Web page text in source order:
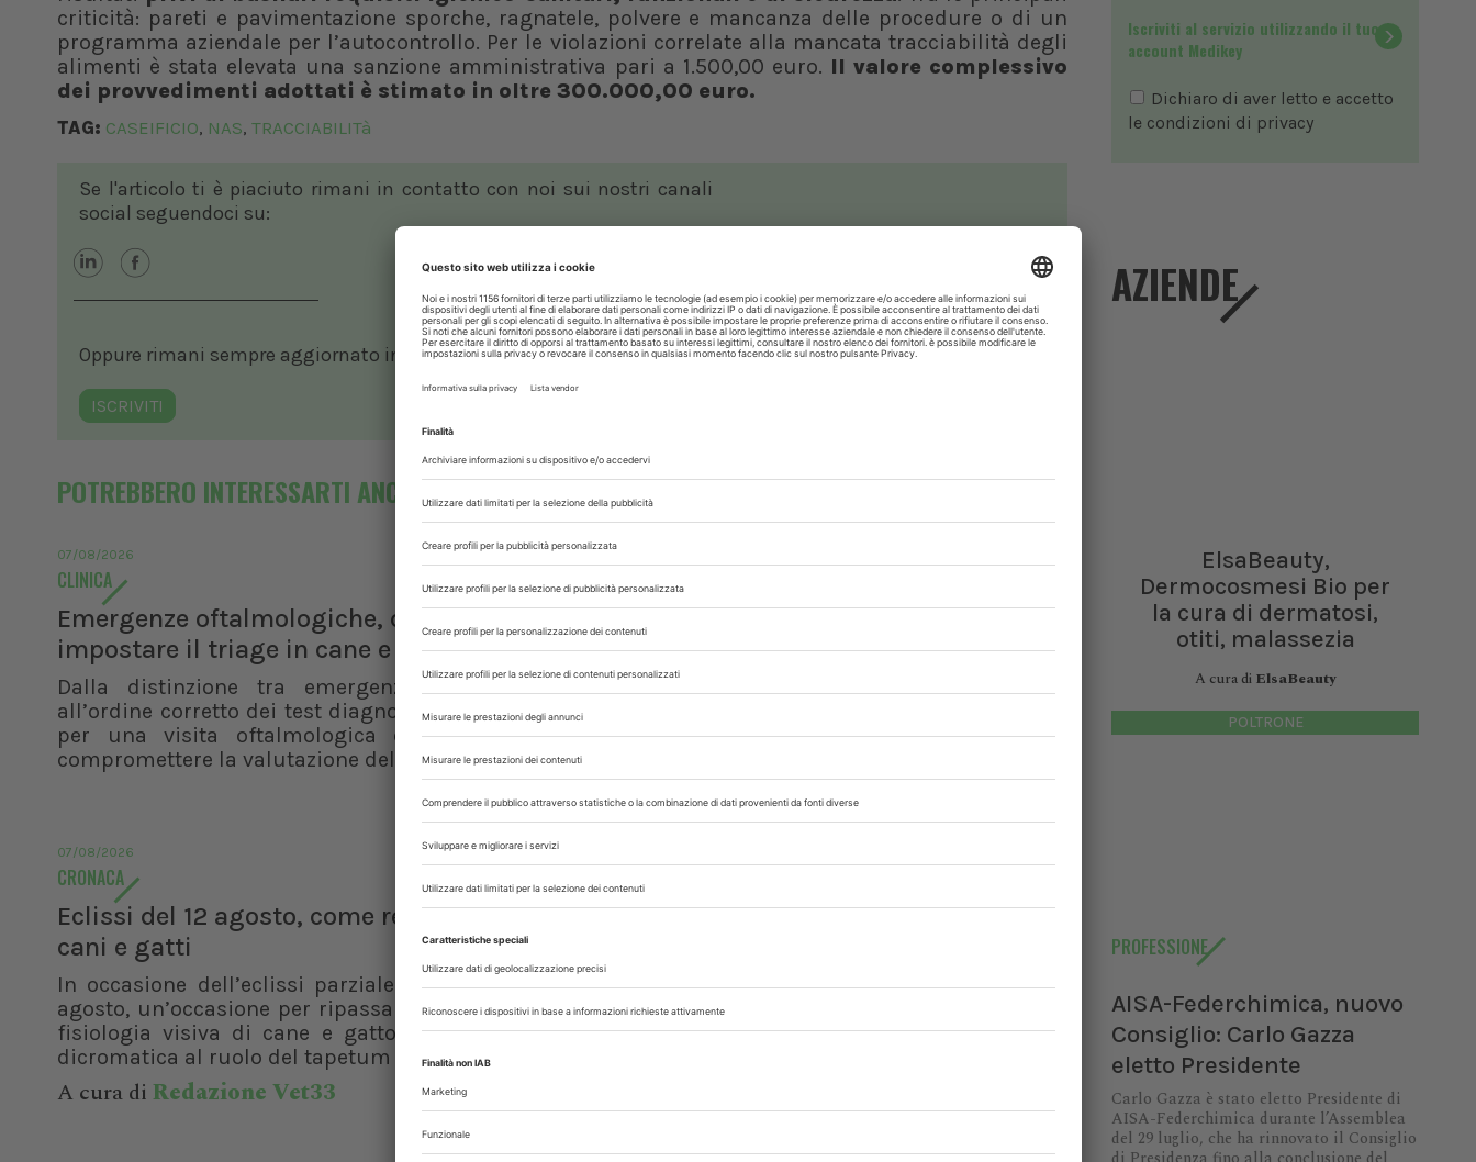
criticità: pareti e pavimentazione sporche, ragnatele, polvere e mancanza delle procedure o di un
programma aziendale per l’autocontrollo. Per le violazioni correlate alla mancata tracciabilità degli
alimenti è stata elevata una sanzione amministrativa pari a 1.500,00 euro. Il valore complessivo
dei provvedimenti adottati è stimato in oltre 300.000,00 euro.
TAG: CASEIFICIO, NAS, TRACCIABILITà
Se l'articolo ti è piaciuto rimani in contatto con noi sui nostri canali
social seguendoci su:
Oppure rimani sempre aggiornato in ambito veterinario, iscrivendoti alla nostra newsletter!
ISCRIVITI
POTREBBERO INTERESSARTI ANCHE
07/08/2026
CLINICA
Emergenze oftalmologiche, come
impostare il triage in cane e gatto
Dalla distinzione tra emergenza e urgenza
all’ordine corretto dei test diagnostici, i principi
per una visita oftalmologica efficace senza
compromettere la valutazione del paziente
DAL SETTORE
AISA-Federchimica, nuovo Consiglio:
Carlo Gazza eletto Presidente
Carlo Gazza è stato eletto Presidente di AISA-
Federchimica durante l’Assemblea del 29 luglio,
che ha rinnovato il Consiglio di Presidenza fino
alla conclusione del mandato nel 2027. Andrea...
A cura diRedazione Vet33
07/08/2026
CRONACA
Eclissi del 12 agosto, come reagiscono
cani e gatti
In occasione dell’eclissi parziale di sole del 12
agosto, un’occasione per ripassare le basi della
fisiologia visiva di cane e gatto. Dalla visione
dicromatica al ruolo del tapetum lucidum, fino...
A cura di Redazione Vet33
CLINICA
Disturbi comportamentali, una
La fluoxetina, SSRI impiegato in veterinaria per il
trattamento dei disturbi comportamentali, può
essere allestita in formulazione transdermica,
Iscriviti al servizio utilizzando il tuo
account Medikey
Dichiaro di aver letto e accetto
le condizioni di privacy
AZIENDE
ElsaBeauty,
Dermocosmesi Bio per
la cura di dermatosi,
otiti, malassezia
A cura di ElsaBeauty
POLTRONE
PROFESSIONE
AISA-Federchimica, nuovo
Consiglio: Carlo Gazza
eletto Presidente
Carlo Gazza è stato eletto Presidente di
AISA-Federchimica durante l’Assemblea
del 29 luglio, che ha rinnovato il Consiglio